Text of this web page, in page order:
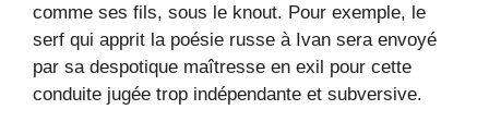
comme ses fils, sous le knout. Pour exemple, le
serf qui apprit la poésie russe à Ivan sera envoyé
par sa despotique maîtresse en exil pour cette
conduite jugée trop indépendante et subversive.